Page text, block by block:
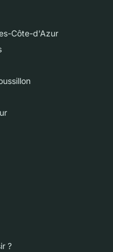
Côte-d'Azur
?